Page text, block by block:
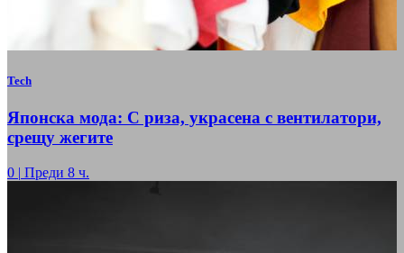
Tech
Японска мода: С риза, украсена с вентилатори,
срещу жегите
0 | Преди 8 ч.